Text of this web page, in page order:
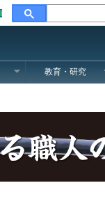
教育・研究